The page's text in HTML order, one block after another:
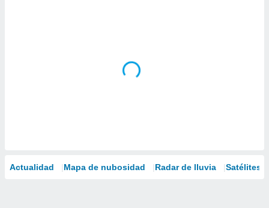
Actualidad Mapa de nubosidad Radar de lluvia Satélites